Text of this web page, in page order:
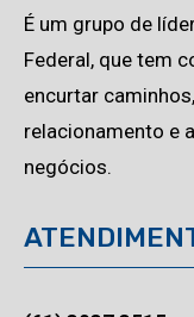
É um grupo de
Federal, que tem
encurtar
relacionamento e
negócios.